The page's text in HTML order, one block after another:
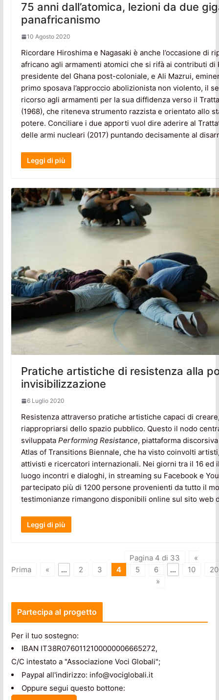
75 anni dall’atomica, lezioni da due
panafricanismo
10 Agosto 2020
Ricordare Hiroshima e Nagasaki è anche l’occasione di
africano agli armamenti atomici che si rifà ai contributi di
presidente del Ghana post-coloniale, e Ali Mazrui,
primo sposava l’approccio abolizionista non violento, il
ricorso agli armamenti per la sua diffidenza verso il
(1968), che riteneva strumento razzista e orientato allo
potere. Conciliare i due apporti vuol dire aderire al
delle armi nucleari (2017) puntando decisamente al
Leggi di più
Pratiche artistiche di resistenza alla
invisibilizzazione
6 Luglio 2020
Resistenza attraverso pratiche artistiche capaci di
riappropriarsi dello spazio pubblico. Questo il nodo
sviluppata Performing Resistance, piattaforma
Atlas of Transitions Biennale, che ha visto coinvolti
attivisti e ricercatori internazionali. Nei giorni tra il 16 ed
luogo incontri e dialoghi, in streaming su Facebook e
partecipato più di 1200 persone provenienti da tutto il
testimonianze rimangono disponibili online sul sito web
Leggi di più
Pagina 4 di 33
«
Prima
« ... 2 3 4 5 6 ... 10
20
»
Partecipa al progetto
Per il tuo sostegno:
IBAN IT38R0760112100000006665272,
C/C intestato a "Associazione Voci Globali";
Paypal all'indirizzo: info@vociglobali.it
Oppure segui questo bottone: